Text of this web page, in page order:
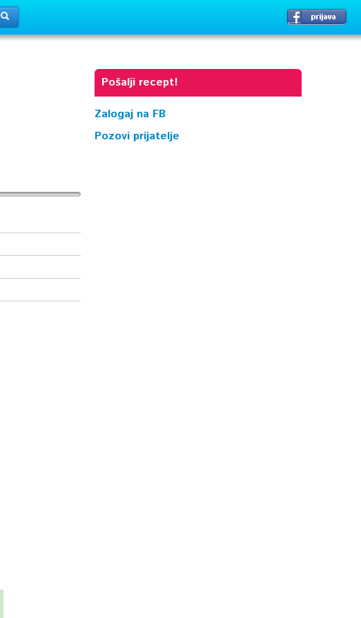
Pošalji recept!
Zalogaj na FB
Pozovi prijatelje